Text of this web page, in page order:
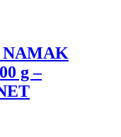
NAMAK
g –